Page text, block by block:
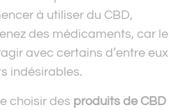
à utiliser du CBD,
des médicaments, car le
avec certains d’entre eux
indésirables.
choisir des produits de CBD